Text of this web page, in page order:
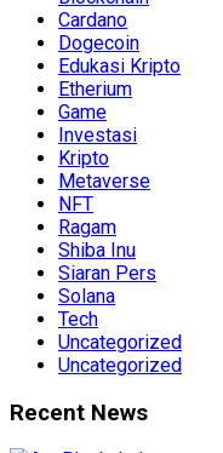
Cardano
Dogecoin
Edukasi Kripto
Etherium
Game
Investasi
Kripto
Metaverse
NFT
Ragam
Shiba Inu
Siaran Pers
Solana
Tech
Uncategorized
Uncategorized
Recent News